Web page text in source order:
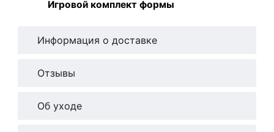
Игровой комплект формы
Информация о доставке
Отзывы
Об уходе